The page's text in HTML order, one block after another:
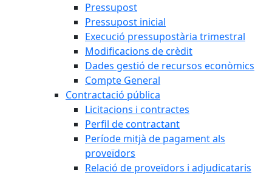
Pressupost
Pressupost inicial
Execució pressupostària trimestral
Modificacions de crèdit
Dades gestió de recursos econòmics
Compte General
Contractació pública
Licitacions i contractes
Perfil de contractant
Període mitjà de pagament als
proveïdors
Relació de proveïdors i adjudicataris